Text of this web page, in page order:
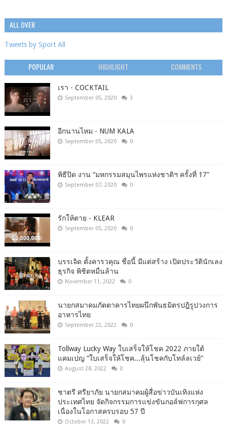
ALL OVER
Tweets by Sport All
POPULAR HIGHLIGHT COMMENTS
เรา - COCKTAIL
September 05, 2020 3
อีกนานไหม - NUM KALA
September 05, 2020 0
พิธีปิด งาน “มหกรรมสมุนไพรแห่งชาติฯ ครั้งที่ 17”
September 07, 2020 0
รักให้ตาย - KLEAR
September 05, 2020 0
บรรเจิด ตั้งคารวคุณ ชื่อนี้ มีแต่สร้าง เปิดประวัตินักเลง
ธุรกิจ พิชิตหมื่นล้าน
November 11, 2022 0
นายกสมาคมภัตตาคารไทยผนึกพันธมิตรปฎิรูปวงการ
อาหารไทย
September 22, 2022 0
Tollway Lucky Way ใบเสร็จให้โชค 2022 ภายใต้
แคมเปญ “ใบเสร็จให้โชค...ลุ้นโชคกับโทล์ลเวย์”
August 28, 2022 0
ชาตรี​ ศรียาภัย​ นายกสมาคม​ผู้​สื่อข่าว​บันเทิง​แห่ง​
ประเทศไทย​ จัดกิจกรรม​การแข่งขัน​กอล์ฟ​การ​กุศล​
เนื่อง​ใน​โอกาสครบรอบ​ 57​ ปี
October 13, 2022 0